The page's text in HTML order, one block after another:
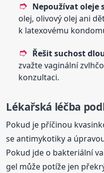
Nepoužívat oleje
olej, olivový olej ani
k latexovému
Řešit suchost
zvažte vaginální
konzultaci.
Lékařská léčba
Pokud je příčinou
se antimykotiky a
Pokud jde o bakteriální
gel může potíže jen